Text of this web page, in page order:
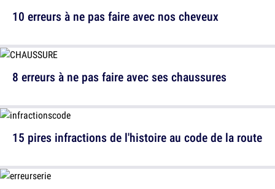
10 erreurs à ne pas faire avec nos cheveux
15 pires infractions de l'histoire au code de la route
8 erreurs à ne pas faire avec ses chaussures